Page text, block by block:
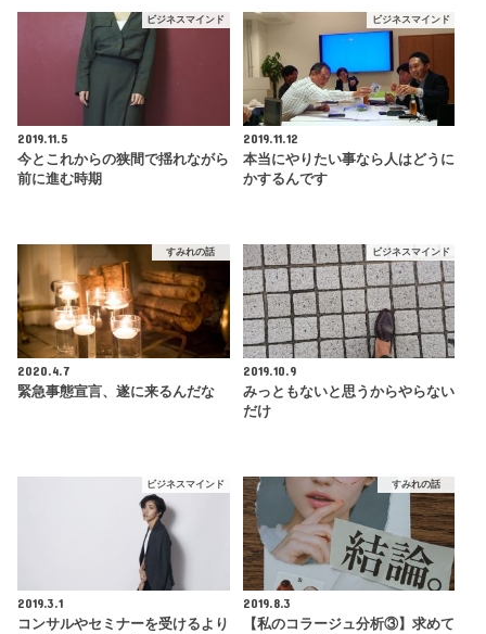
ビジネスマインド
2019.11.5
今とこれからの狭間で揺れながら
前に進む時期
ビジネスマインド
2019.11.12
本当にやりたい事なら人はどうに
かするんです
すみれの話
2020.4.7
緊急事態宣言、遂に来るんだな
ビジネスマインド
2019.10.9
みっともないと思うからやらない
だけ
ビジネスマインド
2019.3.1
コンサルやセミナーを受けるより
すみれの話
2019.8.3
【私のコラージュ分析③】求めて